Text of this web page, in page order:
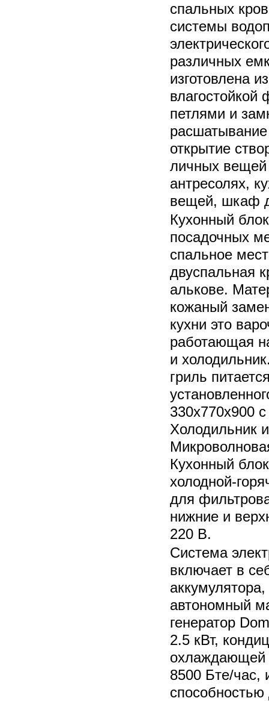
спальных
системы
различных
изготовлена
петлями и
открытие
личных вещей
антресолях,
вещей, шкаф
Кухонный
посадочных
спальное
двуспальная
алькове.
кожаный
кухни это
работающая
и
гриль
330х770х900
Холодильник
Кухонный
холодной-
для
нижние и
220 В.
Система
включает в
автономный
генератор
2.5 кВт,
охлаждающей
8500 Бте/час,